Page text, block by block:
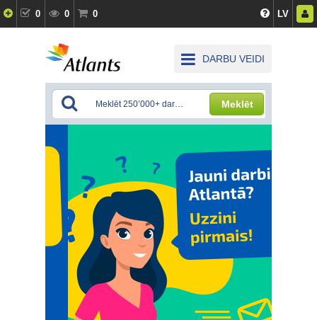
0 0 0 LV
DARBU VEIDI
Meklēt